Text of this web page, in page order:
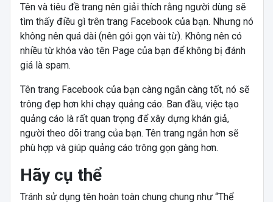
Tên và tiêu đề trang nên giải thích rằng người dùng sẽ
tìm thấy điều gì trên trang Facebook của bạn. Nhưng nó
không nên quá dài (nên gói gọn vài từ). Không nên có
nhiều từ khóa vào tên Page của bạn để không bị đánh
giá là spam.
Tên trang Facebook của bạn càng ngắn càng tốt, nó sẽ
trông đẹp hơn khi chạy quảng cáo. Ban đầu, việc tạo
quảng cáo là rất quan trọng để xây dựng khán giả,
người theo dõi trang của bạn. Tên trang ngắn hơn sẽ
phù hợp và giúp quảng cáo trông gọn gàng hơn.
Hãy cụ thể
Tránh sử dụng tên hoàn toàn chung chung như “Thể